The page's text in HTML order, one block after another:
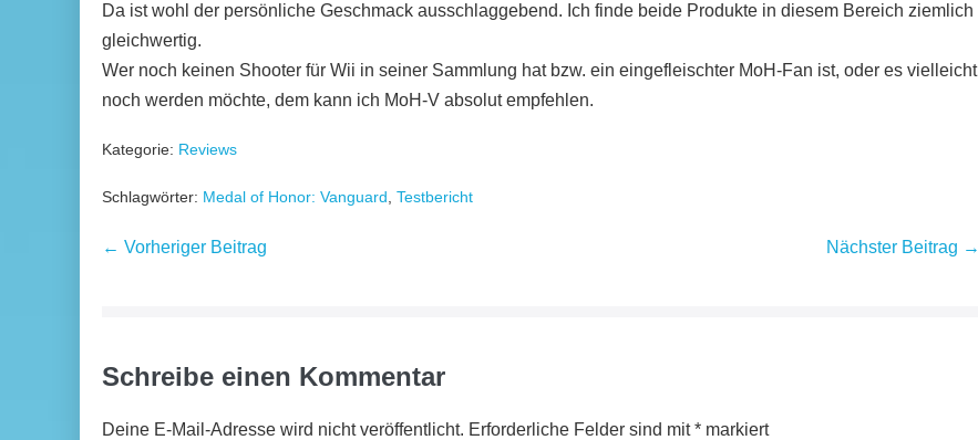
Da ist wohl der persönliche Geschmack ausschlaggebend. Ich finde beide Produkte in diesem Bereich ziemlich
gleichwertig.
Wer noch keinen Shooter für Wii in seiner Sammlung hat bzw. ein eingefleischter MoH-Fan ist, oder es vielleicht
noch werden möchte, dem kann ich MoH-V absolut empfehlen.
Kategorie: Reviews
Schlagwörter: Medal of Honor: Vanguard Testbericht
Beitragsnavigation
← Vorheriger Beitrag Nächster Beitrag →
Schreibe einen Kommentar
Deine E-Mail-Adresse wird nicht veröffentlicht. Erforderliche Felder sind mit* markiert